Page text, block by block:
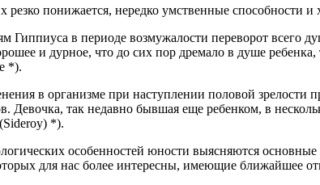
резко понижается, нередко умственные способности и
Гиппиуса в периоде возмужалости переворот всего
и дурное, что до сих пор дремало в душе
*).
в организме при наступлении половой зрелости
Девочка, так недавно бывшая еще ребенком, в
*).
особенностей юности выясняются
для нас более интересны, имеющие ближайшее